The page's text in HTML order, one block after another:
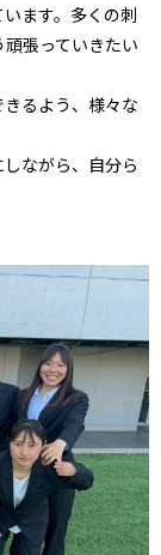
ます。多くの刺
張っていきたい
るよう、様々な
ながら、自分ら